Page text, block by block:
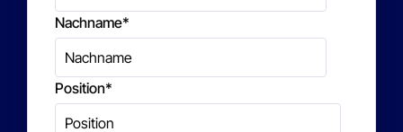
Nachname*
Position*